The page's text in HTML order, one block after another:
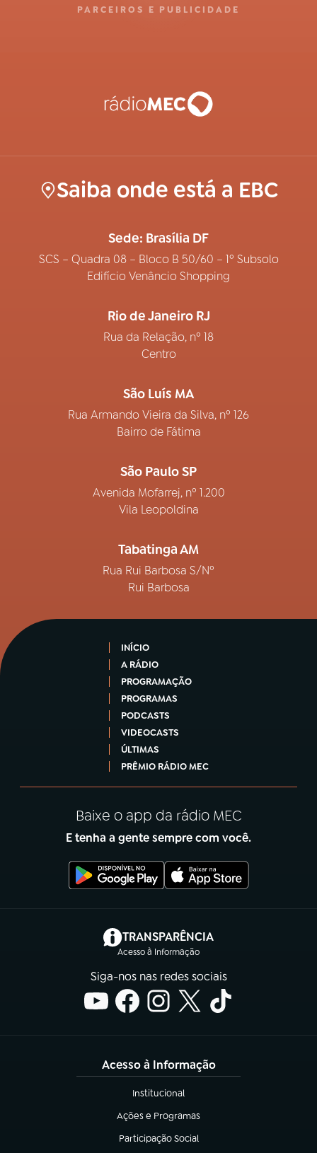
PARCEIROS E PUBLICIDADE
Saiba onde está a EBC
Sede: Brasília DF
SCS – Quadra 08 – Bloco B 50/60 – 1º Subsolo
Edifício Venâncio Shopping
Rio de Janeiro RJ
Rua da Relação, nº 18
Centro
São Luís MA
Rua Armando Vieira da Silva, nº 126
Bairro de Fátima
São Paulo SP
Avenida Mofarrej, nº 1.200
Vila Leopoldina
Tabatinga AM
Rua Rui Barbosa S/Nº
Rui Barbosa
INÍCIO
A RÁDIO
PROGRAMAÇÃO
PROGRAMAS
PODCASTS
VIDEOCASTS
ÚLTIMAS
PRÊMIO RÁDIO MEC
Baixe o app da rádio MEC
E tenha a gente sempre com você.
TRANSPARÊNCIA
Acesso à Informação
(abre em nova aba)
Siga-nos nas redes sociais
Acesso à Informação
Institucional
(abre em nova aba)
Ações e Programas
(abre em nova aba)
Participação Social
(abre em nova aba)